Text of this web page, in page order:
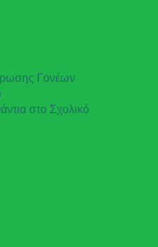
Γονέων
στο Σχολικό